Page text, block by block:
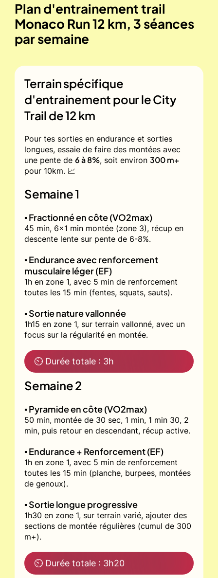
Plan d'entrainement trail
Monaco Run 12 km, 3 séances
par semaine
Terrain spécifique
d'entrainement pour leCity
Trail de 12 km
Pour tes sorties en endurance et sorties
longues, essaie de faire des montées avec
une pente de 6 à 8%, soit environ 300 m+
pour 10km. 📈
Semaine 1
▪️ Fractionné en côte (VO2max)
45 min, 6x1 min montée (zone 3), récup en
descente lente sur pente de 6-8%.
▪️ Endurance avec renforcement
musculaire léger (EF)
1h en zone 1, avec 5 min de renforcement
toutes les 15 min (fentes, squats, sauts).
▪️ Sortie nature vallonnée
1h15 en zone 1, sur terrain vallonné, avec un
focus sur la régularité en montée.
⏲ Durée totale : 3h
Semaine 2
▪️ Pyramide en côte (VO2max)
50 min, montée de 30 sec, 1 min, 1 min 30, 2
min, puis retour en descendant, récup active.
▪️ Endurance + Renforcement (EF)
1h en zone 1, avec 5 min de renforcement
toutes les 15 min (planche, burpees, montées
de genoux).
▪️ Sortie longue progressive
1h30 en zone 1, sur terrain varié, ajouter des
sections de montée régulières (cumul de 300
m+).
⏲ Durée totale : 3h20